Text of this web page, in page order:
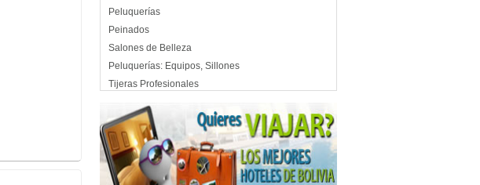
Peluquerías
Peinados
Salones de Belleza
Peluquerías: Equipos, Sillones
Tijeras Profesionales
Tijeras de Barbero
Artículos para Peluquería
Academias de Danza
Artículos de Parrilla